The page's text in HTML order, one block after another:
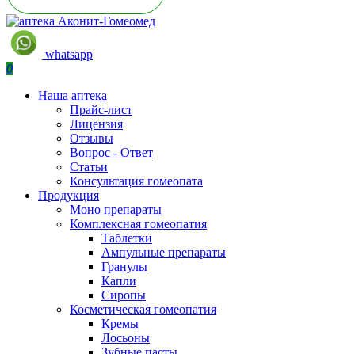
whatsapp
0
Наша аптека
Прайс-лист
Лицензия
Отзывы
Вопрос - Ответ
Статьи
Консультация гомеопата
Продукция
Моно препараты
Комплексная гомеопатия
Таблетки
Ампульные препараты
Гранулы
Капли
Сиропы
Косметическая гомеопатия
Кремы
Лосьоны